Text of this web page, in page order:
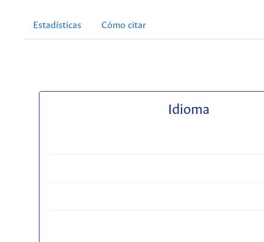
Estadísticas Cómo citar
Idioma